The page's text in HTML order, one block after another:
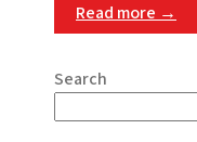
Read more →
Search